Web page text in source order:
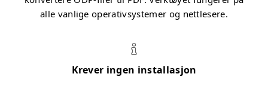
alle vanlige operativsystemer og nettlesere.
Krever ingen installasjon